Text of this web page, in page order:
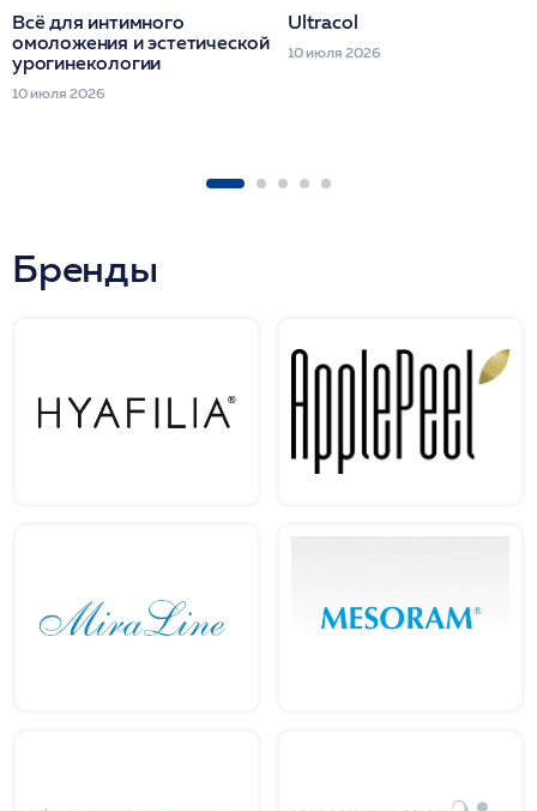
Всё для интимного
омоложения и эстетической
урогинекологии
10 июля 2026
Ultracol
10 июля 2026
Бренды